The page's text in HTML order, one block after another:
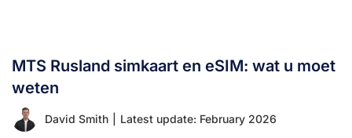
MTS Rusland simkaart en eSIM: wat u moet
weten
David Smith Latest update: February 2026